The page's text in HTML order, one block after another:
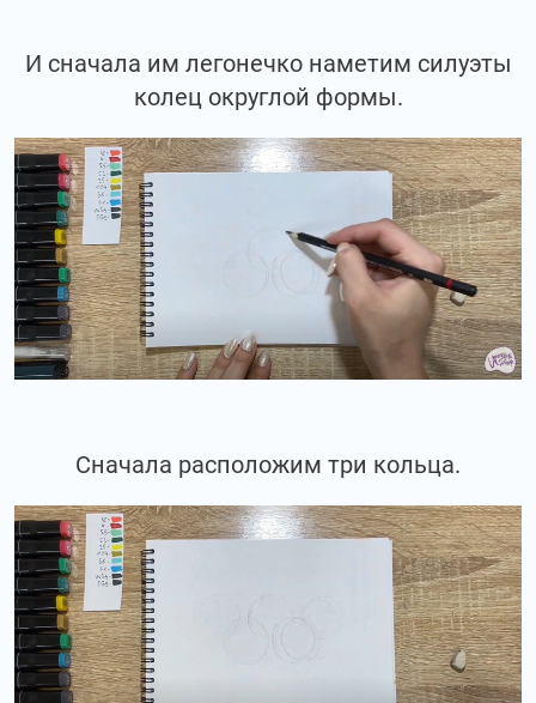
И сначала им легонечко наметим силуэты
колец округлой формы.
Сначала расположим три кольца.